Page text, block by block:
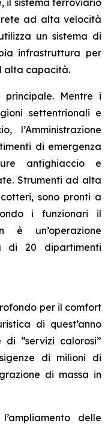
il sistema ferroviario
ad alta velocità
un sistema di
infrastruttura per
alta capacità.
Mentre i
settentrionali e
l’Amministrazione
di emergenza
antighiaccio e
Strumenti ad alta
sono pronti a
i funzionari il
è un’operazione
di 20 dipartimenti
per il comfort
di quest’anno
“servizi calorosi”
di milioni di
di massa in
delle